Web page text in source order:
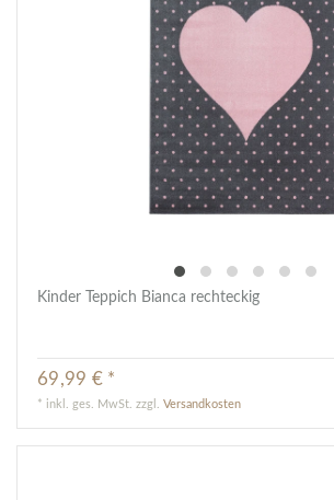
Kinder Teppich Bianca rechteckig
69,99 € *
* inkl. ges. MwSt. zzgl.Versandkosten